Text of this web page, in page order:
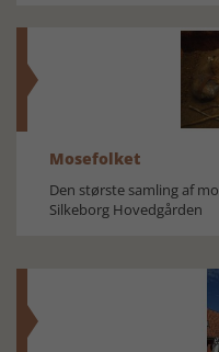
Mosefolket
Den største samling af
Silkeborg Hovedgården